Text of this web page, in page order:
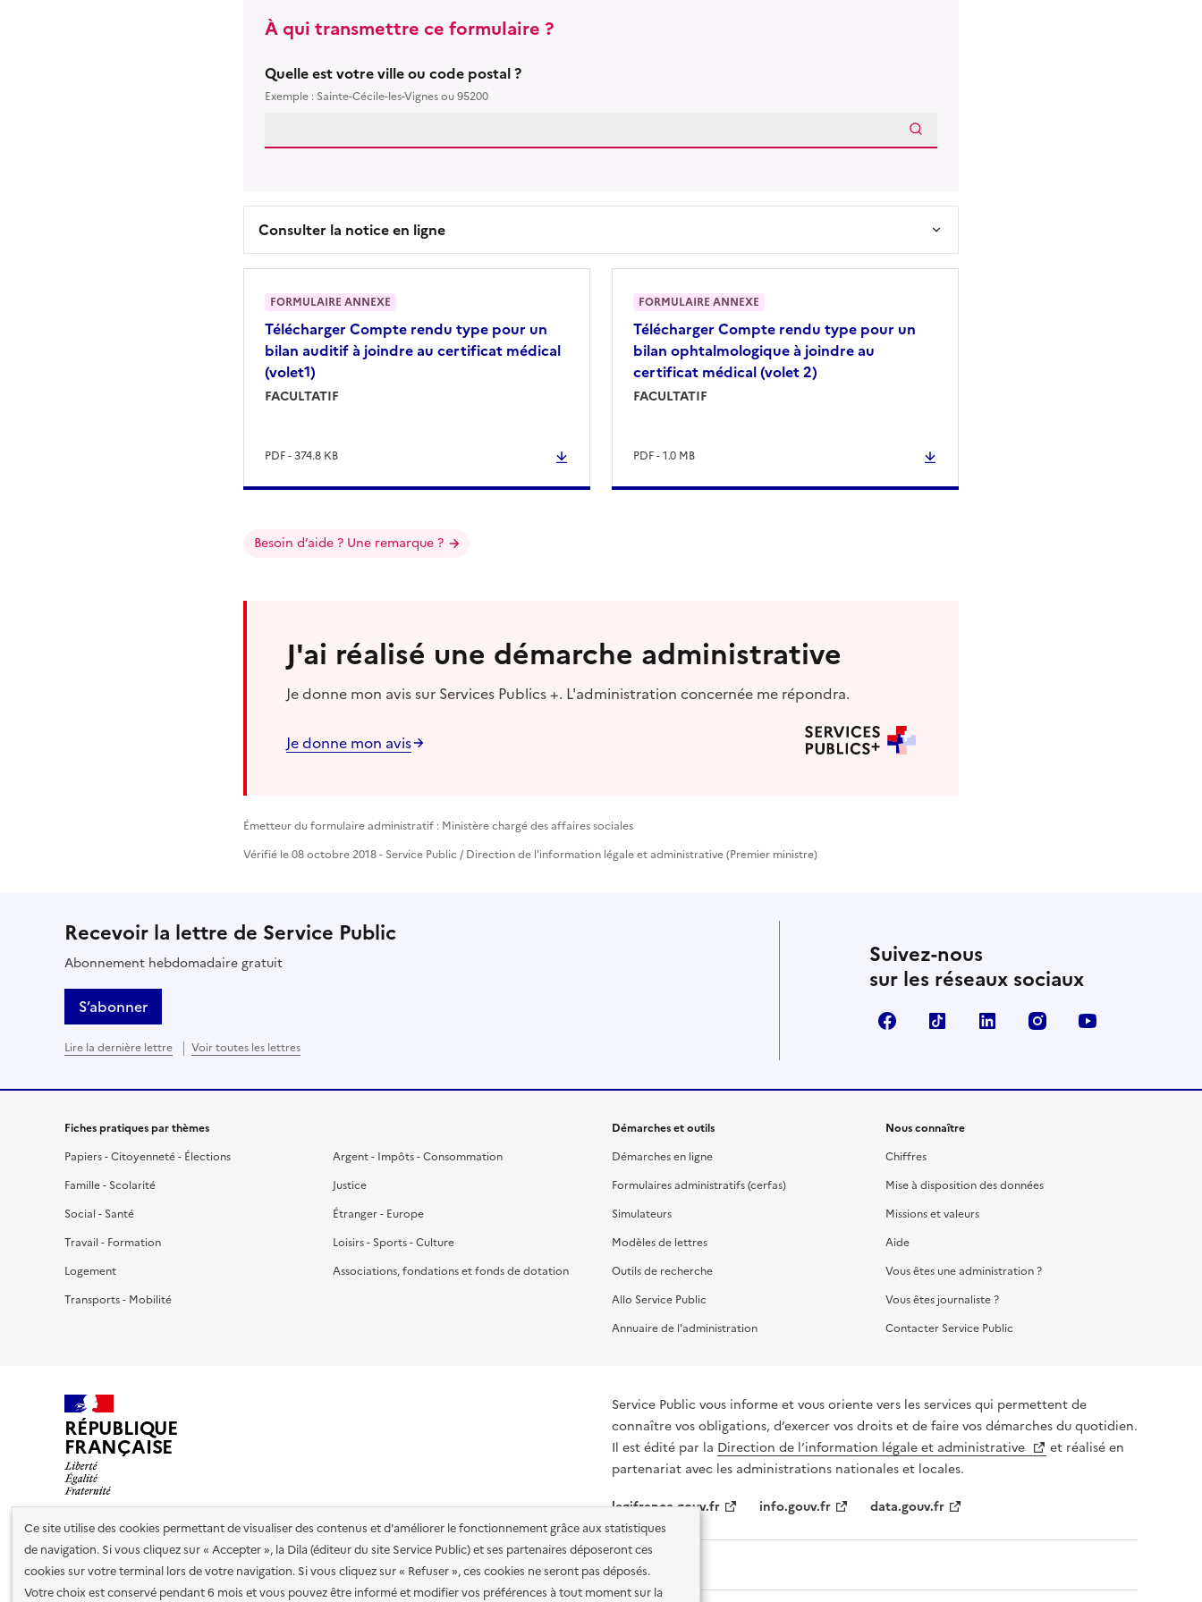
Ce site utilise des cookies permettant de visualiser des contenus et d'améliorer le fonctionnement grâce aux statistiques
de navigation. Si vous cliquez sur « Accepter », la Dila (éditeur du site Service Public) et ses partenaires déposeront ces
cookies sur votre terminal lors de votre navigation. Si vous cliquez sur « Refuser », ces cookies ne seront pas déposés.
Votre choix est conservé pendant 6 mois et vous pouvez être informé et modifier vos préférences à tout moment sur la
À qui transmettre ce formulaire ?
Quelle est votre ville ou code postal ?
Exemple : Sainte-Cécile-les-Vignes ou 95200
Consulter la notice en ligne
Télécharger Compte rendu type pour un
bilan auditif à joindre au certificat médical
(volet1)
FACULTATIF
PDF - 374.8 KB
FORMULAIRE ANNEXE
Télécharger Compte rendu type pour un
bilan ophtalmologique à joindre au
certificat médical (volet 2)
FACULTATIF
PDF - 1.0 MB
FORMULAIRE ANNEXE
Besoin d’aide ? Une remarque ?
J'ai réalisé une démarche administrative
Je donne mon avis sur Services Publics +. L'administration concernée me répondra.
Je donne mon avis
Émetteur du formulaire administratif : Ministère chargé des affaires sociales
Vérifié le 08 octobre 2018 - Service Public / Direction de l'information légale et administrative (Premier ministre)
Recevoir la lettre de Service Public
Abonnement hebdomadaire gratuit
S’abonner
Lire la dernière lettre Voir toutes les lettres
Suivez-nous
sur les réseaux sociaux
FacebookTikTok LinkedIn Instagram
Fiches pratiques par thèmes
Papiers - Citoyenneté - Élections
Famille - Scolarité
Social - Santé
Travail - Formation
Logement
Transports - Mobilité
Argent - Impôts - Consommation
Justice
Étranger - Europe
Loisirs - Sports - Culture
Associations, fondations et fonds de dotation
Démarches et outils
Démarches en ligne
Formulaires administratifs (cerfas)
Simulateurs
Modèles de lettres
Outils de recherche
Allo Service Public
Annuaire de l'administration
Nous connaître
Chiffres
Mise à disposition des données
Missions et valeurs
Aide
Vous êtes une administration ?
Vous êtes journaliste ?
Contacter Service Public
RÉPUBLIQUE
FRANÇAISE
Service Public vous informe et vous oriente vers les services qui permettent de
connaître vos obligations, d’exercer vos droits et de faire vos démarches du quotidien.
Il est édité par la Direction de l’information légale et administrative
et réalisé en
partenariat avec les administrations nationales et locales.
legifrance.gouv.fr
info.gouv.fr data.gouv.fr
Nos partenaires